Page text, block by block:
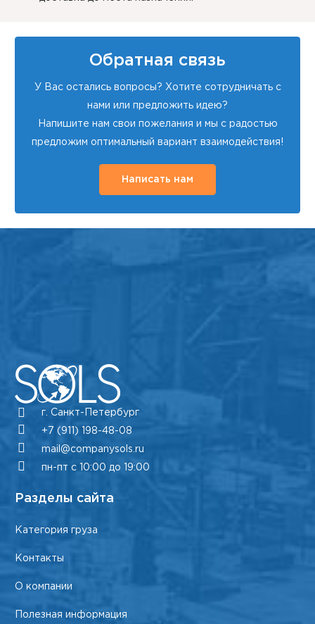
Обратная связь
У Вас остались вопросы? Хотите сотрудничать с
нами или предложить идею?
Напишите нам свои пожелания и мы с радостью
предложим оптимальный вариант взаимодействия!
Написать нам
г. Санкт-Петербург
+7 (911) 198-48-08
mail@companysols.ru
пн-пт с 10:00 до 19:00
Разделы сайта
Категория груза
Контакты
О компании
Полезная информация